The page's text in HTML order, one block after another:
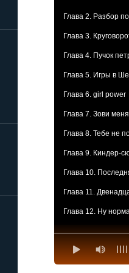
Глава 2. Разбор
Глава 3.
Глава 4. Пучок
Глава 5. Игры в
Глава 6. girl power
Глава 7. Зови
Глава 8. Тебе не
Глава 9. Киндер-
Глава 10.
Глава 11.
Глава 12. Ну
Глава 13.
Глава 14. Тварь